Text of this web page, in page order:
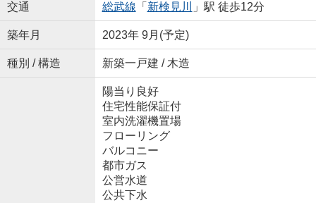
交通 総武線 「 新検見川 」駅 徒歩12分
築年月 2023年 9月(予定)
種別 / 構造 新築一戸建 / 木造
陽当り良好
住宅性能保証付
室内洗濯機置場
フローリング
バルコニー
都市ガス
公営水道
公共下水